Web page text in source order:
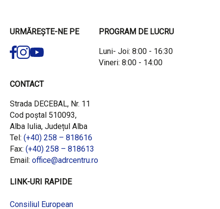
URMĂREȘTE-NE PE PROGRAM DE LUCRU
Luni- Joi: 8:00 - 16:30
Vineri: 8:00 - 14:00
CONTACT
Strada DECEBAL, Nr. 11
Cod poștal 510093,
Alba Iulia, Județul Alba
Tel: (+40) 258 – 818616
Fax: (+40) 258 – 818613
Email: office@adrcentru.ro
LINK-URI RAPIDE
Consiliul European